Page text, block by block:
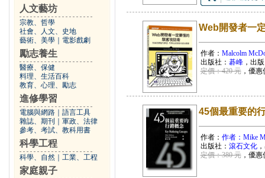
人文藝坊
宗教、哲學
社會、人文、史地
藝術、美學
電影戲劇
勵志養生
醫療、保健
料理、生活百科
教育、心理、勵志
進修學習
電腦與網路
語言工具
雜誌、期刊
軍政、法律
參考、考試、教科用書
科學工程
科學、自然 工業、工程
家庭親子
Web開發者一
作者： Malcolm
出版社： 碁峰，出
定價：420 元，優惠
45個最重要的
作者： 作者：Mike
出版社： 滾石文化
定價：380 元，優惠